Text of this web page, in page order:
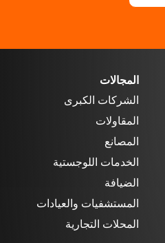
المجالات
الشركات الكبرى
المقاولات
المصانع
الخدمات اللوجستية
الضيافة
المستشفيات والعيادات
المحلات التجارية